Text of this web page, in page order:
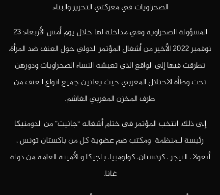
الصحراويات في معركتي التحرير والبناء.
المسؤولة الصحراوية وفي مداخلة لها خلال يوم أمس الأربعاء: 23
نوفمبر 2022 الأخير من أشغال المؤتمر الدولي حول العنف ضد المرأة،
تطرقت فيها إلى الواقع الذي تعيشه النساء الصحراويات ودورهن
تحت وطأة الاحتلال المغربي حيث يعانين جميع انواع العنف من
طرف المخزن المغربي الغاشم.
إلى ذلك، انتخب المؤتمر في ختام أشغاله “جانيت” من الدومنيكا
رئيسة للمنظمة ومكتب ضم عضوية كل من باكستان تونس ،
أنغولا ، النيجر ، كردستان، كولومبيا، بلجيكا و الأمينة العامة من دولة
غانا.